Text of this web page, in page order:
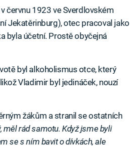
červnu 1923 ve Sverdlovském
Jekatěrinburg), otec pracoval jako
byla účetní. Prostě obyčejná
byl alkoholismus otce, který
Vladimir byl jedináček, nouzí
žákům a stranil se ostatních
měl rád samotu. Když jsme byli
se s ním bavit o dívkách, ale